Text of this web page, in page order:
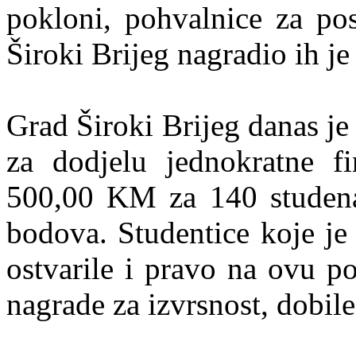
pokloni, pohvalnice za
Široki Brijeg nagradio ih
Grad Široki Brijeg danas
za dodjelu jednokratne
500,00 KM za 140
bodova. Studentice koje
ostvarile i pravo na ovu
nagrade za izvrsnost,